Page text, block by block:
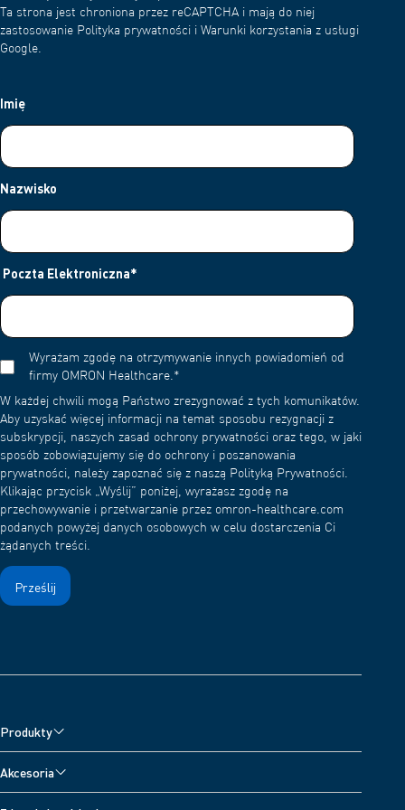
Ta strona jest chroniona przez reCAPTCHA i mają do niej
zastosowanie Polityka prywatności i Warunki korzystania z usługi
Google.
Imię
Nazwisko
Poczta Elektroniczna*
Wyrażam zgodę na otrzymywanie innych powiadomień od
firmy OMRON Healthcare.*
W każdej chwili mogą Państwo zrezygnować z tych komunikatów.
Aby uzyskać więcej informacji na temat sposobu rezygnacji z
subskrypcji, naszych zasad ochrony prywatności oraz tego, w jaki
sposób zobowiązujemy się do ochrony i poszanowania
prywatności, należy zapoznać się z naszą Polityką Prywatności.
Klikając przycisk „Wyślij” poniżej, wyrażasz zgodę na
przechowywanie i przetwarzanie przez omron-healthcare.com
podanych powyżej danych osobowych w celu dostarczenia Ci
żądanych treści.
Produkty
Nebulizatory
Akcesoria